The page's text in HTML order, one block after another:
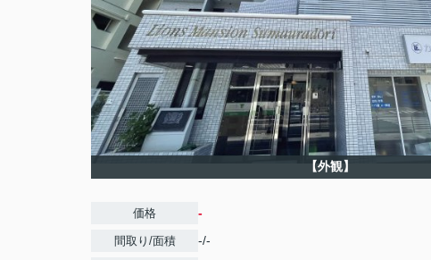
【外観】
価格 -
間取り/面積 -/-